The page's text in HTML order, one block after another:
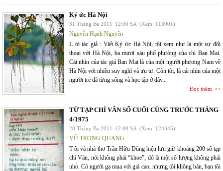
Ký ức Hà Nội
31 Tháng Ba 2011 12:00 SA (Xem: 113901)
Nguyễn Hạnh Nguyên
L ời tác giả : Viết Ký ức Hà Nội, tôi xem như là một sự đối
thoại với Hà Nội, ba mươi sáu phố phường của chị Ban Mai.
Cái nhìn của tác giả Ban Mai là của một người phương Nam về
Hà Nội với nhiều suy nghĩ và ưu tư. Còn tôi, là cái nhìn của một
người trẻ đã từng sống và học tập ở đây...
Đọc thêm
TỪ TẠP CHÍ VĂN SỐ CUỐI CÙNG TRƯỚC THÁNG
4/1975
28 Tháng Ba 2011 12:00 SA (Xem: 124345)
VŨ TRỌNG QUANG
T ôi và nhà thơ Trần Hữu Dũng hiện lưu giữ khoảng 200 số tạp
chí Văn, nói không phải “khoe”, đó là một số lượng không phải
nhỏ. Có người gạ mua với giá cao, nhưng tôi không bán, bạn tôi